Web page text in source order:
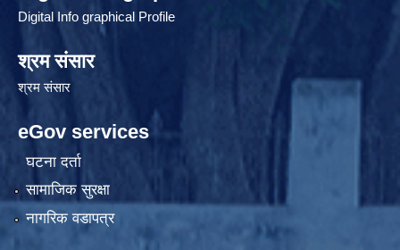
Digital Info graphical Profile
श्रम संसार
श्रम संसार
eGov services
घटना दर्ता
सामाजिक सुरक्षा
नागरिक वडापत्र